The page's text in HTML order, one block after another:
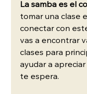
La samba es el
tomar una clase
conectar con
vas a encontrar
clases para
ayudar a
te espera.